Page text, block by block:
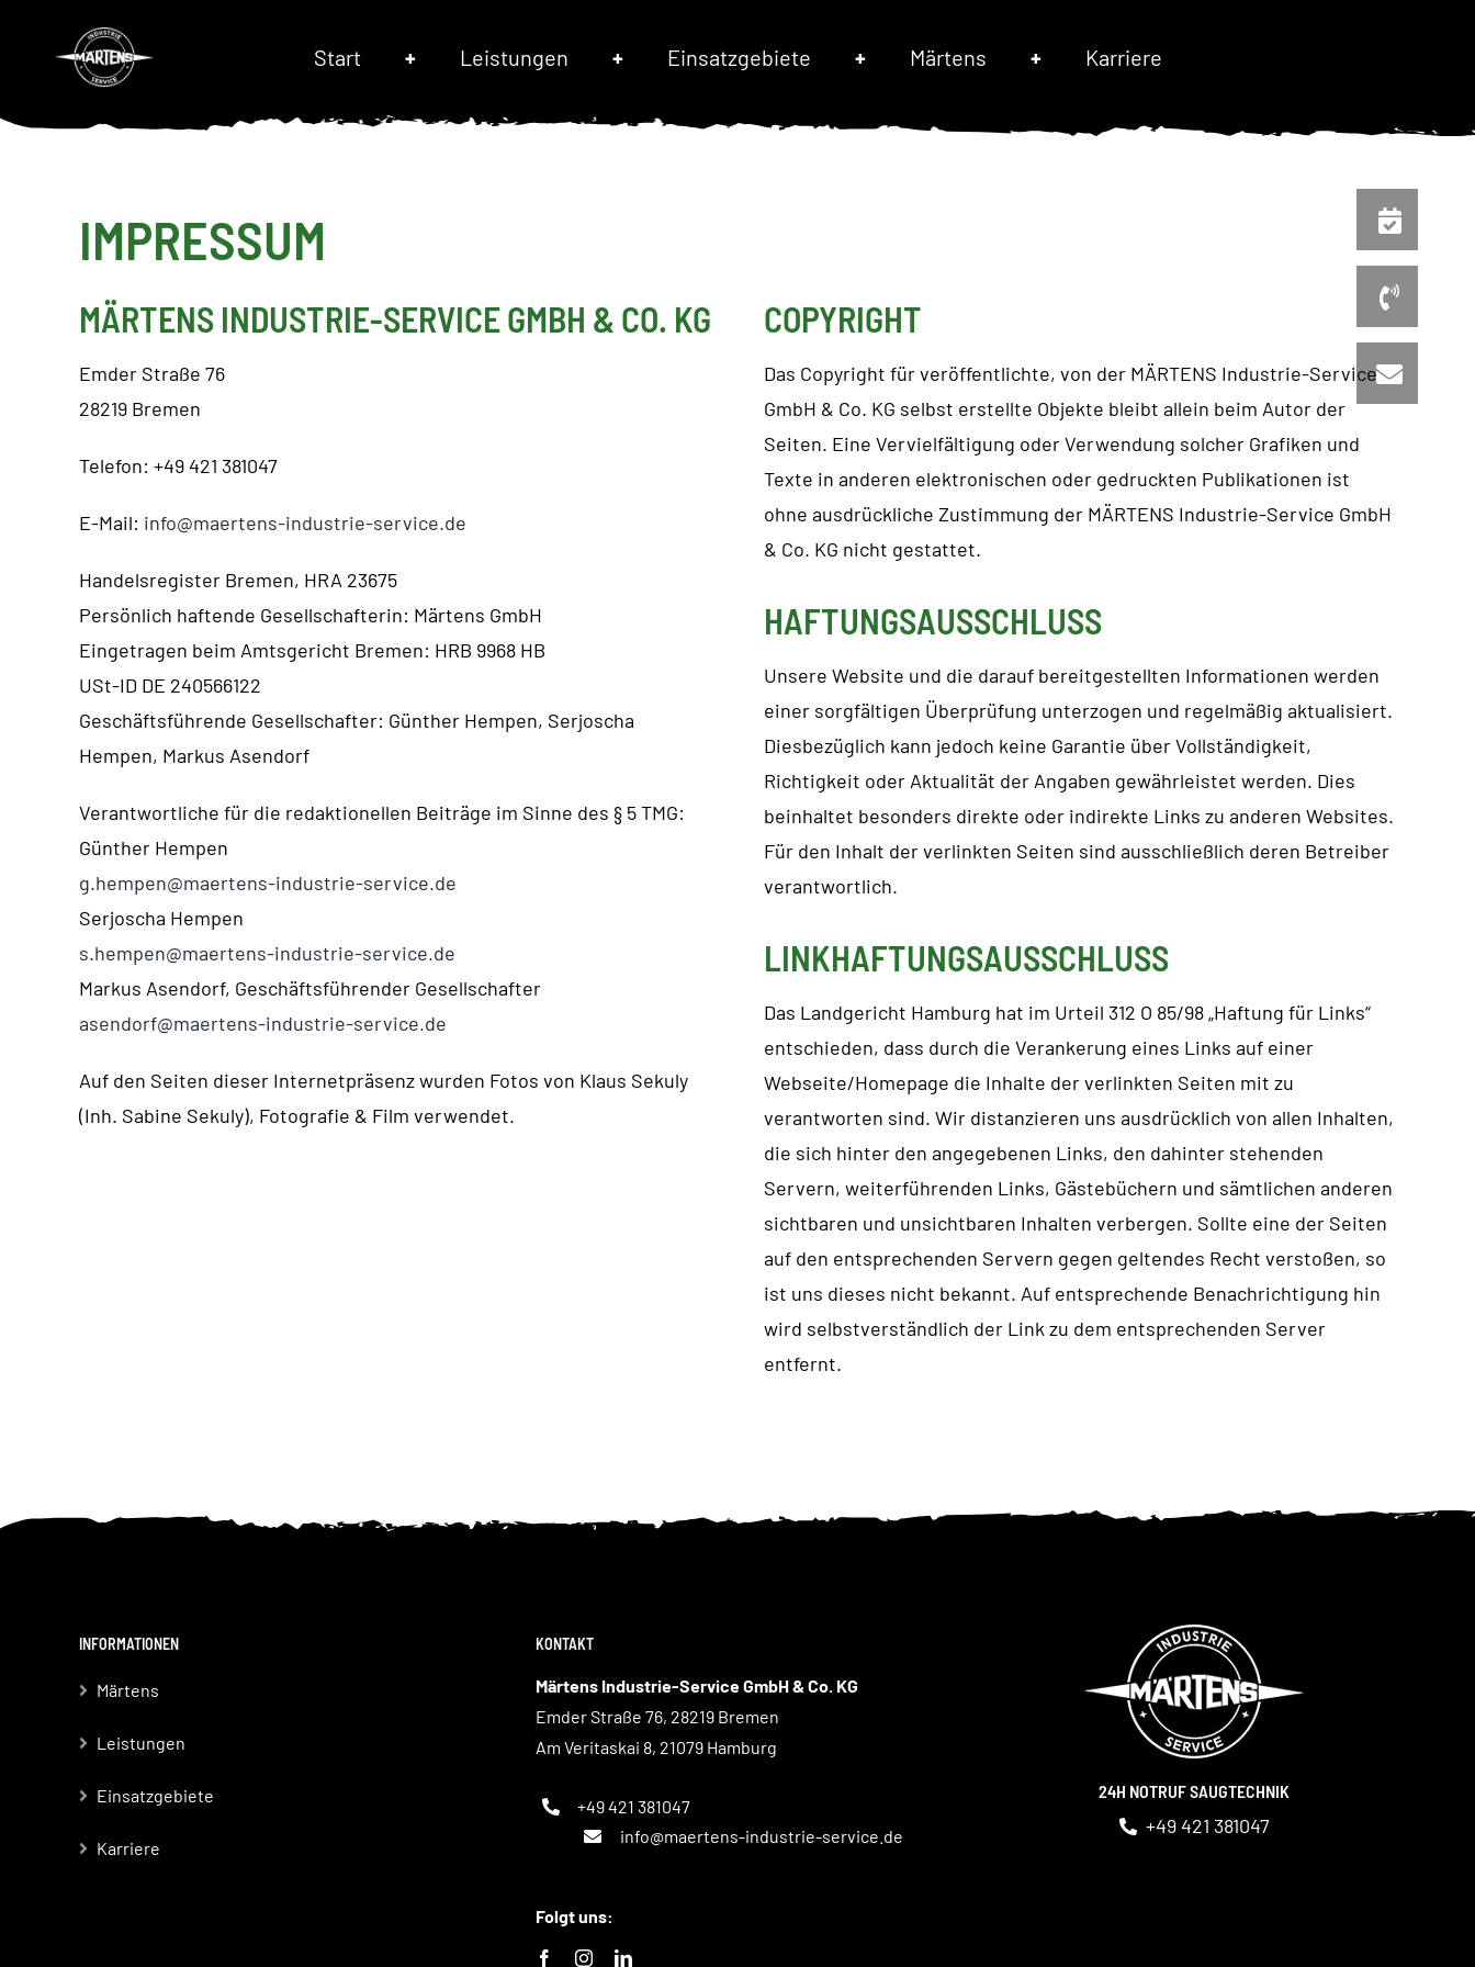
Start Leistungen Einsatzgebiete Märtens Karriere
IMPRESSUM
MÄRTENS INDUSTRIE-SERVICE GMBH & CO. KG
Emder Straße 76
28219 Bremen
Telefon: +49 421 381047
E-Mail: info@maertens-industrie-service.de
Handelsregister Bremen, HRA 23675
Persönlich haftende Gesellschafterin: Märtens GmbH
Eingetragen beim Amtsgericht Bremen: HRB 9968 HB
USt-ID DE 240566122
Geschäftsführende Gesellschafter: Günther Hempen, Serjoscha
Hempen, Markus Asendorf
Verantwortliche für die redaktionellen Beiträge im Sinne des § 5 TMG:
Günther Hempen
g.hempen@maertens-industrie-service.de
Serjoscha Hempen
s.hempen@maertens-industrie-service.de
Markus Asendorf, Geschäftsführender Gesellschafter
asendorf@maertens-industrie-service.de
Auf den Seiten dieser Internetpräsenz wurden Fotos von Klaus Sekuly
(Inh. Sabine Sekuly), Fotografie & Film verwendet.
COPYRIGHT
Das Copyright für veröffentlichte, von der MÄRTENS Industrie-Service
GmbH & Co. KG selbst erstellte Objekte bleibt allein beim Autor der
Seiten. Eine Vervielfältigung oder Verwendung solcher Grafiken und
Texte in anderen elektronischen oder gedruckten Publikationen ist
ohne ausdrückliche Zustimmung der MÄRTENS Industrie-Service GmbH
& Co. KG nicht gestattet.
HAFTUNGSAUSSCHLUSS
Unsere Website und die darauf bereitgestellten Informationen werden
einer sorgfältigen Überprüfung unterzogen und regelmäßig aktualisiert.
Diesbezüglich kann jedoch keine Garantie über Vollständigkeit,
Richtigkeit oder Aktualität der Angaben gewährleistet werden. Dies
beinhaltet besonders direkte oder indirekte Links zu anderen Websites.
Für den Inhalt der verlinkten Seiten sind ausschließlich deren Betreiber
verantwortlich.
LINKHAFTUNGSAUSSCHLUSS
Das Landgericht Hamburg hat im Urteil 312 O 85/98 „Haftung für Links“
entschieden, dass durch die Verankerung eines Links auf einer
Webseite/Homepage die Inhalte der verlinkten Seiten mit zu
verantworten sind. Wir distanzieren uns ausdrücklich von allen Inhalten,
die sich hinter den angegebenen Links, den dahinter stehenden
Servern, weiterführenden Links, Gästebüchern und sämtlichen anderen
sichtbaren und unsichtbaren Inhalten verbergen. Sollte eine der Seiten
auf den entsprechenden Servern gegen geltendes Recht verstoßen, so
ist uns dieses nicht bekannt. Auf entsprechende Benachrichtigung hin
wird selbstverständlich der Link zu dem entsprechenden Server
entfernt.
INFORMATIONEN
Märtens
Leistungen
Einsatzgebiete
Karriere
KONTAKT
Märtens Industrie-Service GmbH & Co. KG
Emder Straße 76, 28219 Bremen
Am Veritaskai 8, 21079 Hamburg
+49 421 381047
info@maertens-industrie-service.de
Folgt uns:
24H NOTRUF SAUGTECHNIK
+49 421 381047